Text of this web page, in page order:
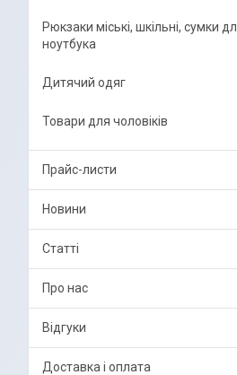
Рюкзаки міські, шкільні, сумки
ноутбука
Дитячий одяг
Товари для чоловіків
Прайс-листи
Новини
Статті
Про нас
Відгуки
Доставка і оплата